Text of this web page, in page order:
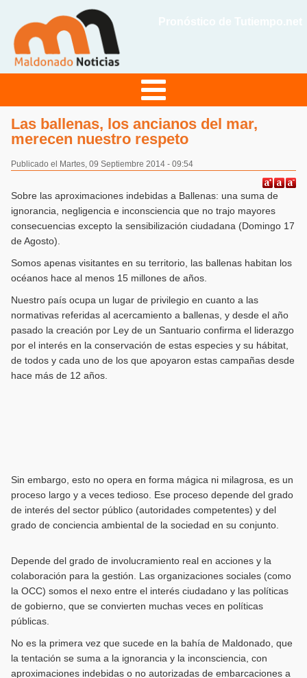
Las ballenas, los ancianos del mar,
merecen nuestro respeto
Publicado el Martes, 09 Septiembre 2014 - 09:54
Sobre las aproximaciones indebidas a Ballenas: una suma de
ignorancia, negligencia e inconsciencia que no trajo mayores
consecuencias excepto la sensibilización ciudadana (Domingo 17
de Agosto).
Somos apenas visitantes en su territorio, las ballenas habitan los
océanos hace al menos 15 millones de años.
Nuestro país ocupa un lugar de privilegio en cuanto a las
normativas referidas al acercamiento a ballenas, y desde el año
pasado la creación por Ley de un Santuario confirma el liderazgo
por el interés en la conservación de estas especies y su hábitat,
de todos y cada uno de los que apoyaron estas campañas desde
hace más de 12 años.
Sin embargo, esto no opera en forma mágica ni milagrosa, es un
proceso largo y a veces tedioso. Ese proceso depende del grado
de interés del sector público (autoridades competentes) y del
grado de conciencia ambiental de la sociedad en su conjunto.
Depende del grado de involucramiento real en acciones y la
colaboración para la gestión. Las organizaciones sociales (como
la OCC) somos el nexo entre el interés ciudadano y las políticas
de gobierno, que se convierten muchas veces en políticas
públicas.
No es la primera vez que sucede en la bahía de Maldonado, que
la tentación se suma a la ignorancia y la inconsciencia, con
aproximaciones indebidas o no autorizadas de embarcaciones a